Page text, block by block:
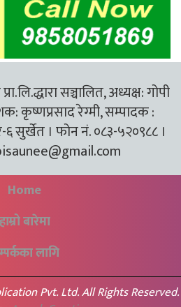
सञ्चालित, अध्यक्ष: गोपी
कृष्णप्रसाद रेग्मी, सम्पादक :
६ सुर्खेत । फोन नं. ०८३-५२०९८८ ।
Home
हाम्रो बारेमा
लागि
Pvt. Ltd. All Rights Reserved.